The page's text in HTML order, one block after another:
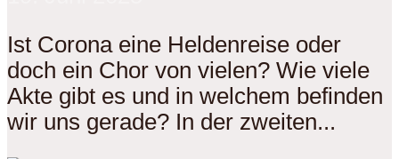
Ist Corona eine Heldenreise oder
doch ein Chor von vielen? Wie viele
Akte gibt es und in welchem befinden
wir uns gerade? In der zweiten...